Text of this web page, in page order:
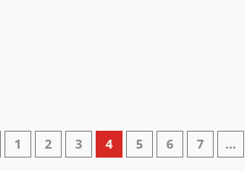
1 2 3 4 5 6 7 …